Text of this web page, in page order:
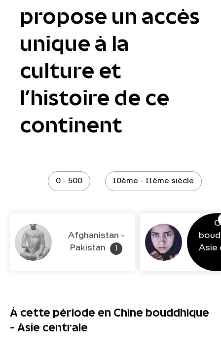
propose un accès
unique à la
culture et
l’histoire de ce
continent
0 - 500 10ème - 11ème siècle
Afghanistan -
Pakistan
Asie
À cette période en Chine bouddhique
- Asie centrale